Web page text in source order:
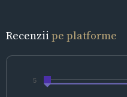
Recenzii pe platforme
5